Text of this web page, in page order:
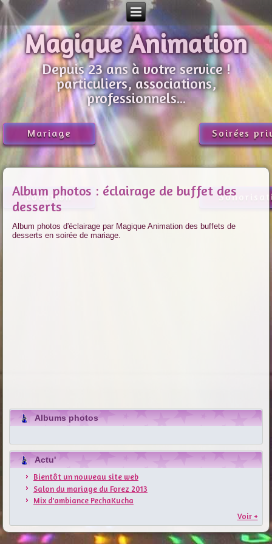
Magique Animation
Depuis 23 ans à votre service !
particuliers, associations,
professionnels...
Mariage Soirées
Location
Album photos : éclairage de buffet des
desserts
Album photos d'éclairage par Magique Animation des buffets de
desserts en soirée de mariage.
Albums photos
Actu'
Bientôt un nouveau site web
Salon du mariage du Forez 2013
Mix d'ambiance PechaKucha
Voir +